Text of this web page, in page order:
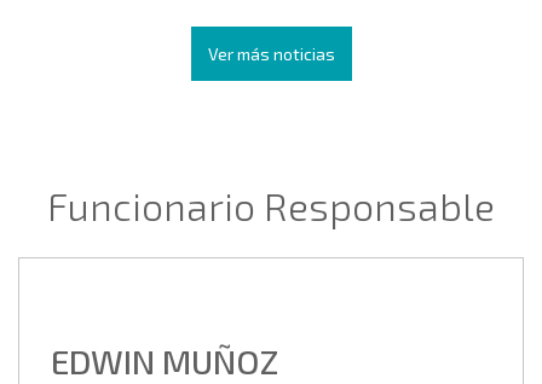
Ver más noticias
Funcionario Responsable
EDWIN MUÑOZ